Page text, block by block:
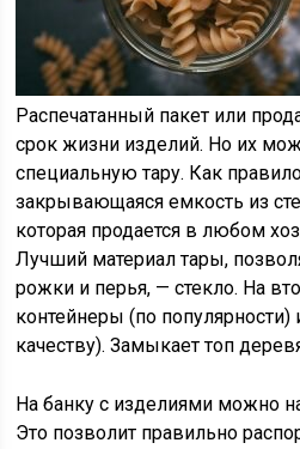
Распечатанный пакет или
срок жизни изделий. Но их
специальную тару. Как
закрывающаяся емкость из
которая продается в любом
Лучший материал тары,
рожки и перья, — стекло. На
контейнеры (по
качеству). Замыкает топ
На банку с изделиями можно
Это позволит правильно